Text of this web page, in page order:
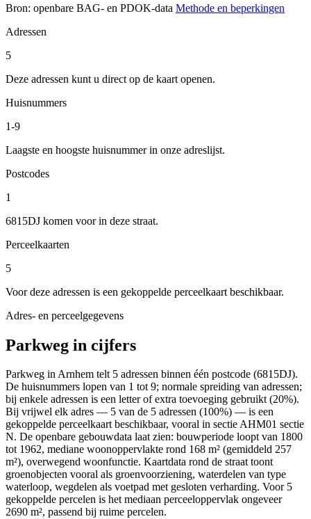
Bron: openbare BAG- en PDOK-data Methode en beperkingen
Adressen
5
Deze adressen kunt u direct op de kaart openen.
Huisnummers
1-9
Laagste en hoogste huisnummer in onze adreslijst.
Postcodes
1
6815DJ komen voor in deze straat.
Perceelkaarten
5
Voor deze adressen is een gekoppelde perceelkaart beschikbaar.
Adres- en perceelgegevens
Parkweg in cijfers
Parkweg in Arnhem telt 5 adressen binnen één postcode (6815DJ).
De huisnummers lopen van 1 tot 9; normale spreiding van adressen;
bij enkele adressen is een letter of extra toevoeging gebruikt (20%).
Bij vrijwel elk adres — 5 van de 5 adressen (100%) — is een
gekoppelde perceelkaart beschikbaar, vooral in sectie AHM01 sectie
N. De openbare gebouwdata laat zien: bouwperiode loopt van 1800
tot 1962, mediane woonoppervlakte rond 168 m² (gemiddeld 257
m²), overwegend woonfunctie. Kaartdata rond de straat toont
groenobjecten vooral als groenvoorziening, waterdelen van type
waterloop, wegdelen als voetpad met gesloten verharding. Voor 5
gekoppelde percelen is het mediaan perceeloppervlak ongeveer
2690 m², passend bij ruime percelen.